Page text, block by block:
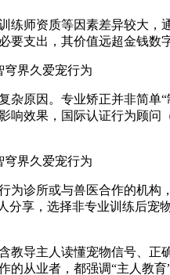
师资质等因素差异较大
要支出，其价值远超金钱数
原因。专业矫正并非简
效果，国际认证行为顾
为诊所或与兽医合作的机
享，选择非专业训练后
导主人读懂宠物信号、
从业者，都强调“主人教育